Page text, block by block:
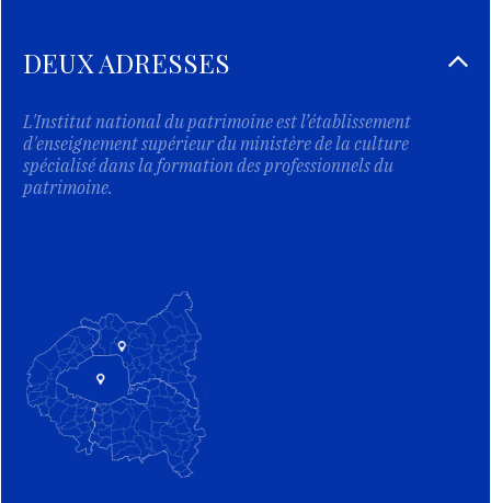
DEUX ADRESSES
L'Institut national du patrimoine est l’établissement
d'enseignement supérieur du ministère de la culture
spécialisé dans la formation des professionnels du
patrimoine.